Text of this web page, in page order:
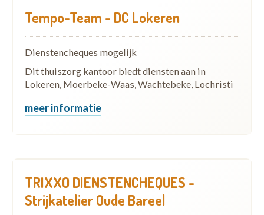
Tempo-Team - DC Lokeren
Dienstencheques mogelijk
Dit thuiszorg kantoor biedt diensten aan in
Lokeren, Moerbeke-Waas, Wachtebeke, Lochristi
meer informatie
TRIXXO DIENSTENCHEQUES -
Strijkatelier Oude Bareel